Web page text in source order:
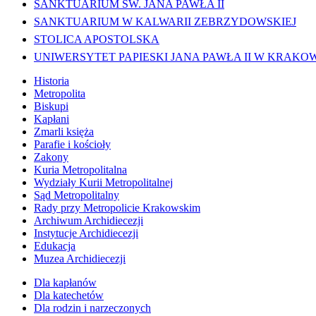
SANKTUARIUM ŚW. JANA PAWŁA II
SANKTUARIUM W KALWARII ZEBRZYDOWSKIEJ
STOLICA APOSTOLSKA
UNIWERSYTET PAPIESKI JANA PAWŁA II W
Historia
Metropolita
Biskupi
Kapłani
Zmarli księża
Parafie i kościoły
Zakony
Kuria Metropolitalna
Wydziały Kurii Metropolitalnej
Sąd Metropolitalny
Rady przy Metropolicie Krakowskim
Archiwum Archidiecezji
Instytucje Archidiecezji
Edukacja
Muzea Archidiecezji
Dla kapłanów
Dla katechetów
Dla rodzin i narzeczonych